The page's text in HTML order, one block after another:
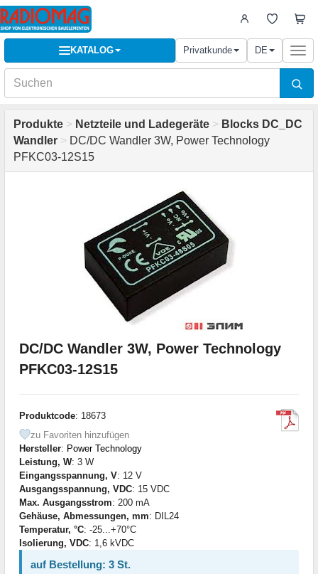
KATALOG Privatkunde DE
Produkte > Netzteile und Ladegeräte > Blocks DC_DC
Wandler > DC/DC Wandler 3W, Power Technology
PFKC03-12S15
DC/DC Wandler 3W, Power Technology
PFKC03-12S15
Produktcode: 18673
zu Favoriten hinzufügen
Hersteller: Power Technology
Leistung, W: 3 W
Eingangsspannung, V: 12 V
Ausgangsspannung, VDC: 15 VDC
Max. Ausgangsstrom: 200 mA
Gehäuse, Abmessungen, mm: DIL24
Temperatur, °C: -25...+70°C
Isolierung, VDC: 1,6 kVDC
auf Bestellung: 3 St.